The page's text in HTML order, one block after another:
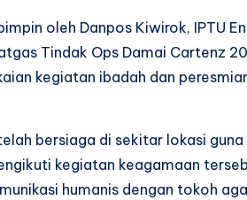
oleh Danpos Kiwirok, IPTU
Tindak Ops Damai Cartenz
kegiatan ibadah dan
bersiaga di sekitar lokasi
kegiatan keagamaan
humanis dengan tokoh